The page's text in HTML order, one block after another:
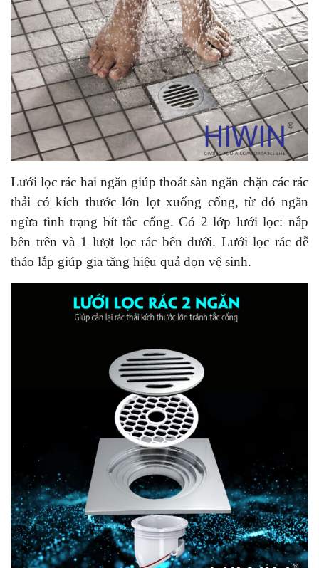
Lưới lọc rác hai ngăn giúp thoát sàn ngăn chặn các rác
thải có kích thước lớn lọt xuống cống, từ đó ngăn
ngừa tình trạng bít tắc cống. Có 2 lớp lưới lọc: nắp
bên trên và 1 lượt lọc rác bên dưới. Lưới lọc rác dễ
tháo lắp giúp gia tăng hiệu quả dọn vệ sinh.